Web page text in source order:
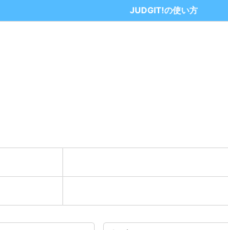
JUDGIT!の使い方